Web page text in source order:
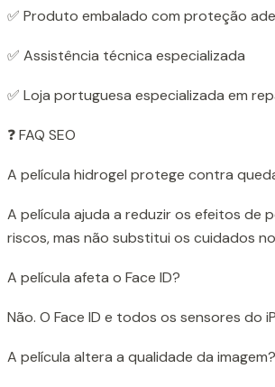
✅ Produto embalado com proteção
✅ Assistência técnica especializada
✅ Loja portuguesa especializada em
❓ FAQ SEO
A película hidrogel protege contra
A película ajuda a reduzir os efeitos
riscos, mas não substitui os cuidados
A película afeta o Face ID?
Não. O Face ID e todos os sensores do
A película altera a qualidade da imagem?